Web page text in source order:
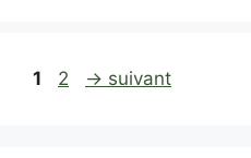
Page
1 Page
2 → suivant